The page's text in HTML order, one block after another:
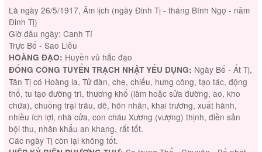
Là ngày 26/5/1917, Âm lịch (ngày Đinh Tị - tháng Bính Ngọ - năm
Đinh Tị)
Giờ đầu ngày: Canh Tí
Trực Bế - Sao Liễu
HOÀNG ĐẠO: Huyền vũ hắc đạo
ĐỔNG CÔNG TUYỂN TRẠCH NHẬT YẾU DỤNG: Ngày Bế - Ất Tị,
Tân Tị có Hoàng la, Tử đàn, che, chiếu, hưng công, tạo tác, động
thổ, tu tạo đường trì, thương khố (làm hoặc sửa đường, ao, kho
chứa), chuồng trại trâu, dê, hôn nhân, khai trương, xuất hành,
nhiều ích lợi, nhà cửa, con cháu Xương (vượng) thịnh, điền sản
bội thu, nhân khẩu an khang, rất tốt.
Các ngày Tị còn lại không tốt.